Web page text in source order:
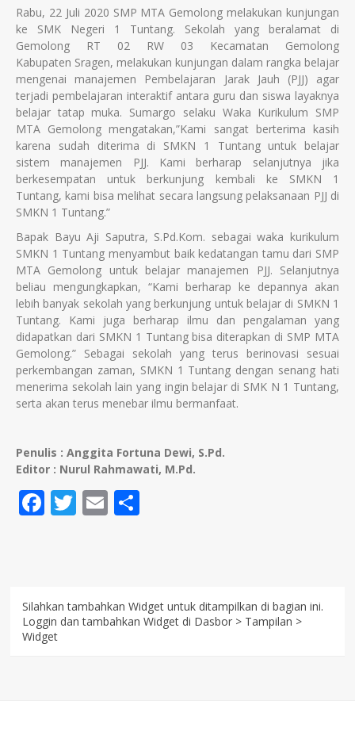
Rabu, 22 Juli 2020 SMP MTA Gemolong melakukan kunjungan
ke SMK Negeri 1 Tuntang. Sekolah yang beralamat di
Gemolong RT 02 RW 03 Kecamatan Gemolong
Kabupaten Sragen, melakukan kunjungan dalam rangka belajar
mengenai manajemen Pembelajaran Jarak Jauh (PJJ) agar
terjadi pembelajaran interaktif antara guru dan siswa layaknya
belajar tatap muka. Sumargo selaku Waka Kurikulum SMP
MTA Gemolong mengatakan,”Kami sangat berterima kasih
karena sudah diterima di SMKN 1 Tuntang untuk belajar
sistem manajemen PJJ. Kami berharap selanjutnya jika
berkesempatan untuk berkunjung kembali ke SMKN 1
Tuntang, kami bisa melihat secara langsung pelaksanaan PJJ di
SMKN 1 Tuntang.”
Bapak Bayu Aji Saputra, S.Pd.Kom. sebagai waka kurikulum
SMKN 1 Tuntang menyambut baik kedatangan tamu dari SMP
MTA Gemolong untuk belajar manajemen PJJ. Selanjutnya
beliau mengungkapkan, “Kami berharap ke depannya akan
lebih banyak sekolah yang berkunjung untuk belajar di SMKN 1
Tuntang. Kami juga berharap ilmu dan pengalaman yang
didapatkan dari SMKN 1 Tuntang bisa diterapkan di SMP MTA
Gemolong.” Sebagai sekolah yang terus berinovasi sesuai
perkembangan zaman, SMKN 1 Tuntang dengan senang hati
menerima sekolah lain yang ingin belajar di SMK N 1 Tuntang,
serta akan terus menebar ilmu bermanfaat.
Penulis : Anggita Fortuna Dewi, S.Pd.
Editor : Nurul Rahmawati, M.Pd.
Facebook
Twitter
Email
Silahkan tambahkan Widget untuk ditampilkan di bagian ini.
Loggin dan tambahkan Widget di Dasbor > Tampilan >
Widget